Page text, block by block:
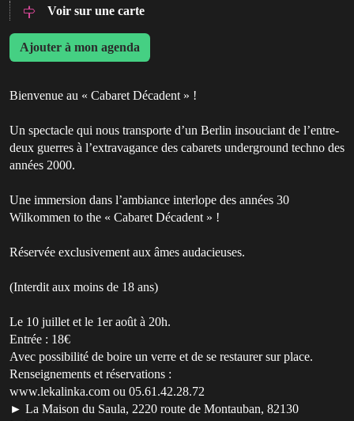
Voir sur une carte
Ajouter à mon agenda
Bienvenue au « Cabaret Décadent » !
Un spectacle qui nous transporte d’un Berlin insouciant de l’entre-
deux guerres à l’extravagance des cabarets underground techno des
années 2000.
Une immersion dans l’ambiance interlope des années 30
Wilkommen to the « Cabaret Décadent » !
Réservée exclusivement aux âmes audacieuses.
(Interdit aux moins de 18 ans)
Le 10 juillet et le 1er août à 20h.
Entrée : 18€
Avec possibilité de boire un verre et de se restaurer sur place.
Renseignements et réservations :
www.lekalinka.com ou 05.61.42.28.72
► La Maison du Saula, 2220 route de Montauban, 82130